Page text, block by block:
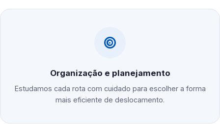
Organização e planejamento
Estudamos cada rota com cuidado para escolher a forma
mais eficiente de deslocamento.